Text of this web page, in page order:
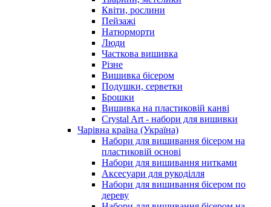
Квіти, рослини
Пейзажі
Натюрморти
Люди
Часткова вишивка
Різне
Вишивка бісером
Подушки, серветки
Брошки
Вишивка на пластиковій канві
Crystal Art - набори для вишивки
Чарівна країна (Україна)
Набори для вишивання бісером на
пластиковій основі
Набори для вишивання нитками
Аксесуари для рукоділля
Набори для вишивання бісером по
дереву